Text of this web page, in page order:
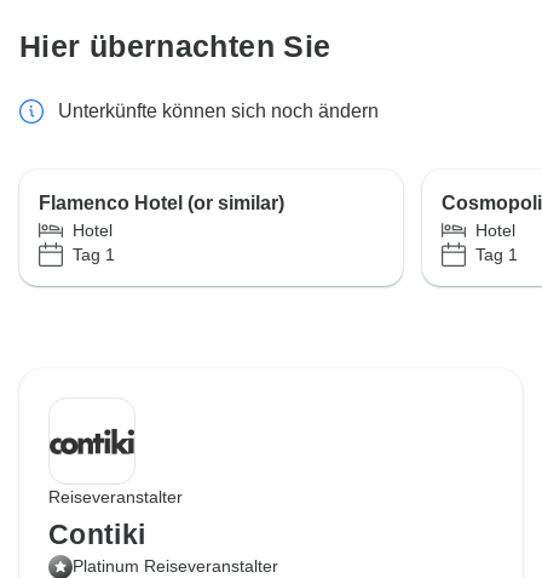
Hier übernachten Sie
Unterkünfte können sich noch ändern
Flamenco Hotel (or similar)
Hotel
Tag 1
Hotel
Tag 1
Reiseveranstalter
Contiki
Platinum Reiseveranstalter